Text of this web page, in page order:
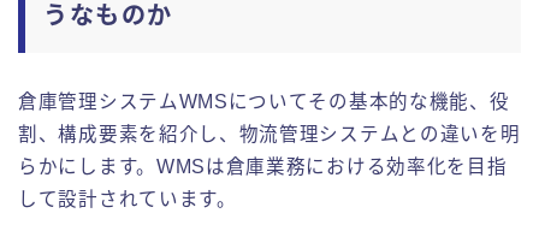
うなものか
倉庫管理システムWMSについてその基本的な機能、役
割、構成要素を紹介し、物流管理システムとの違いを明
らかにします。WMSは倉庫業務における効率化を目指
して設計されています。